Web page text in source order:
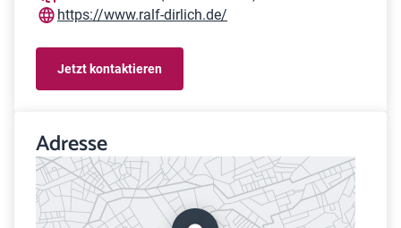
https://www.ralf-dirlich.de/
Jetzt kontaktieren
Adresse